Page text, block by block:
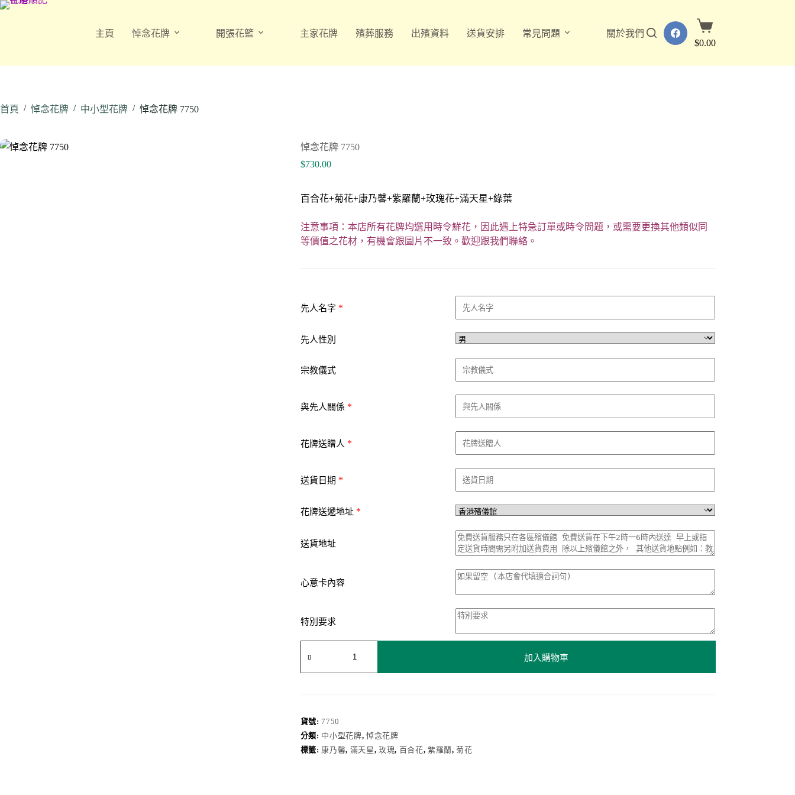
跳
內
主頁 悼念花牌 開張花籃 主家花牌 殯葬服務 出殯資料 送貨安排 常見問題 關於我們
購
物
$0.00
首頁 / 悼念花牌 / 中小型花牌 / 悼念花牌 7750
悼念花牌 7750
$730.00
百合花+菊花+康乃馨+紫羅蘭+玫瑰花+滿天星+綠葉
注意事項：本店所有花牌均選用時令鮮花，因此遇上特急訂單或時令問題，或需要更換其他類似同
等價值之花材，有機會跟圖片不一致。歡迎跟我們聯絡。
先人名字 *
先人性別
宗教儀式
與先人關係 *
花牌送贈人 *
送貨日期 *
花牌送遞地址 *
送貨地址
心意卡內容
特別要求
念
花
7750
量
加入購物車
貨號:7750
分類: 中小型花牌, 悼念花牌
標籤: 康乃馨, 滿天星, 玫瑰, 百合花, 紫羅蘭,菊花